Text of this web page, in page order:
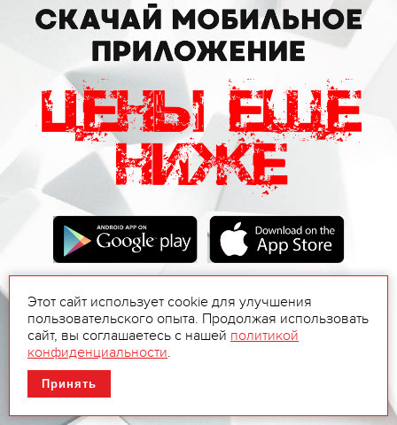
Этот сайт использует cookie для улучшения
пользовательского опыта. Продолжая использовать
сайт, вы соглашаетесь с нашей политикой
конфиденциальности.
Принять